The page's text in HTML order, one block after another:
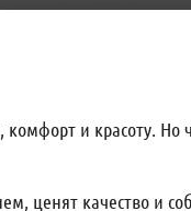
и красоту. Но
ценят качество и